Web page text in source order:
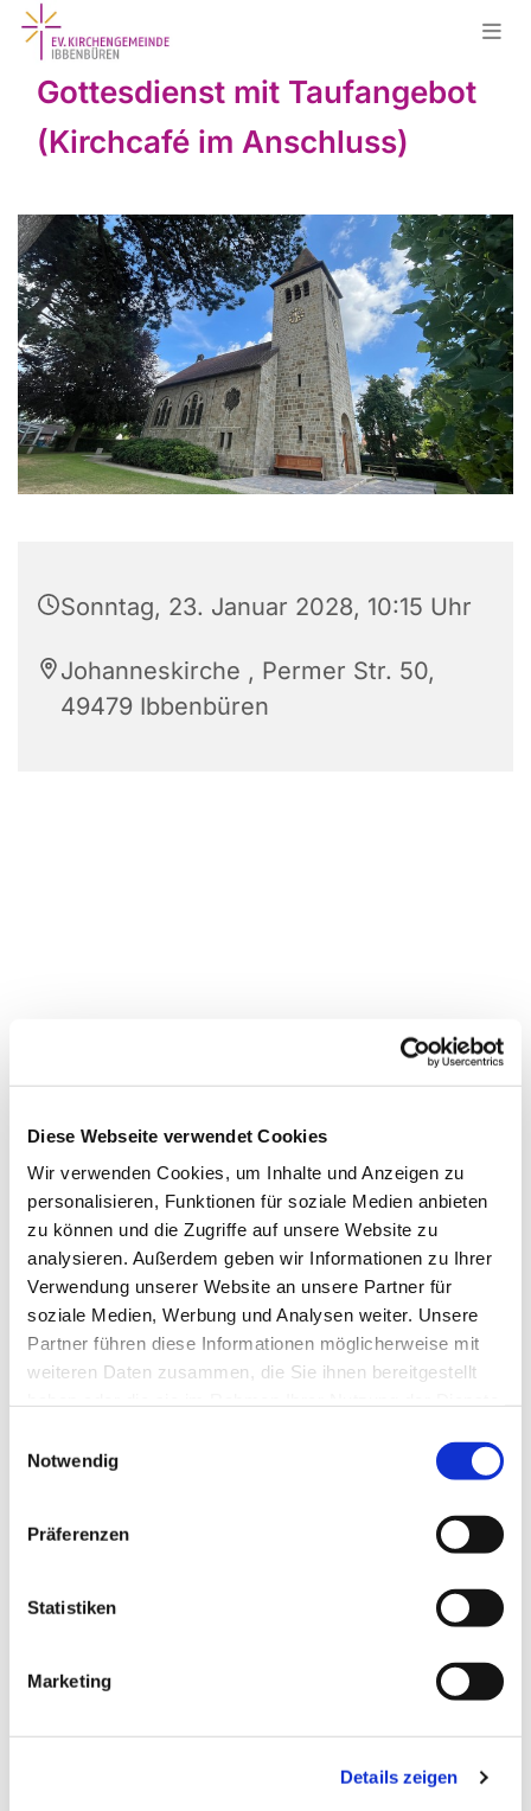
Diese Webseite verwendet Cookies
Wir verwenden Cookies, um Inhalte und Anzeigen zu
personalisieren, Funktionen für soziale Medien anbieten
zu können und die Zugriffe auf unsere Website zu
analysieren. Außerdem geben wir Informationen zu Ihrer
Verwendung unserer Website an unsere Partner für
soziale Medien, Werbung und Analysen weiter. Unsere
Partner führen diese Informationen möglicherweise mit
weiteren Daten zusammen, die Sie ihnen bereitgestellt
Notwendig
Präferenzen
Statistiken
Marketing
Details zeigen
Gottesdienst mit Taufangebot
(Kirchcafé im Anschluss)
Sonntag, 23. Januar 2028, 10:15 Uhr
Johanneskirche , Permer Str. 50,
49479 Ibbenbüren
Dies könnte Sie auch
interessieren